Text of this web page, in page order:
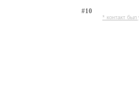
#10
* контакт был